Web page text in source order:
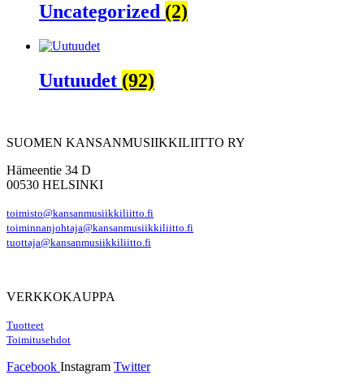
Uncategorized (2)
Uutuudet (92)
SUOMEN KANSANMUSIIKKILIITTO RY
Hämeentie 34 D
00530 HELSINKI
toimisto@kansanmusiikkiliitto.fi
toiminnanjohtaja@kansanmusiikkiliitto.fi
tuottaja@kansanmusiikkiliitto.fi
VERKKOKAUPPA
Tuotteet
Toimitusehdot
Facebook Instagram Twitter